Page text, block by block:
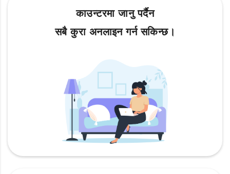
काउन्टरमा जानु पर्दैन
सबै कुरा अनलाइन गर्न सकिन्छ।